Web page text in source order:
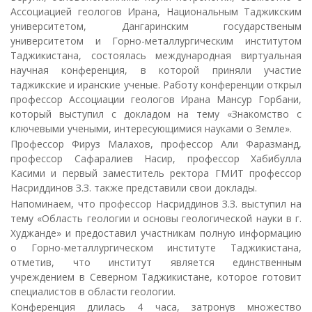
Ассоциацией геологов Ирана, Национальным Таджикским
университетом, Дангаринским государственым
университетом и Горно-металлургическим институтом
Таджикистана, состоялась международная виртуальная
научная конференция, в которой приняли участие
таджикские и иранские ученые. Работу конференции открыл
профессор Ассоциации геологов Ирана Мансур Горбани,
который выступил с докладом на тему «Знакомство с
ключевыми учеными, интересующимися науками о Земле».
Профессор Фируз Малахов, профессор Али Фаразманд,
профессор Сафаралиев Насир, профессор Хабибулла
Касими и первый заместитель ректора ГМИТ профессор
Насриддинов З.З. также представили свои доклады.
Напоминаем, что профессор Насриддинов З.З. выступил на
тему «Область геологии и основы геологической науки в г.
Худжанде» и предоставил участникам полную информацию
о Горно-металлургическом институте Таджикистана,
отметив, что институт является единственным
учреждением в Северном Таджикистане, которое готовит
специалистов в области геологии.
Конференция длилась 4 часа, затронув множество